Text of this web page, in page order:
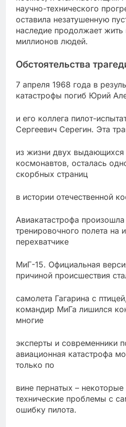
научно-технического
оставила незатушенную
наследие продолжает жить
миллионов людей.
Обстоятельства
7 апреля 1968 года в
катастрофы погиб Юрий
и его коллега пилот-
Сергеевич Серегин. Эта
из жизни двух выдающихся
космонавтов, осталась
скорбных страниц
в истории отечественной
Авиакатастрофа
тренировочного полета на
перехватчике
МиГ-15. Официальная
причиной происшествия
самолета Гагарина с
командир МиГа лишился
многие
эксперты и современники
авиационная катастрофа
только по
вине пернатых – некоторые
технические проблемы с
ошибку пилота.